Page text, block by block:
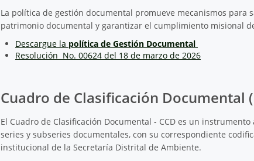
La política de gestión documental promueve mecanismos
patrimonio documental y garantizar el cumplimiento misional
Descargue la política de Gestión Documental
Resolución No. 00624 del 18 de marzo de 2026
Cuadro de Clasificación Documental
El Cuadro de Clasificación Documental - CCD es un
series y subseries documentales, con su correspondiente
institucional de la Secretaría Distrital de Ambiente.